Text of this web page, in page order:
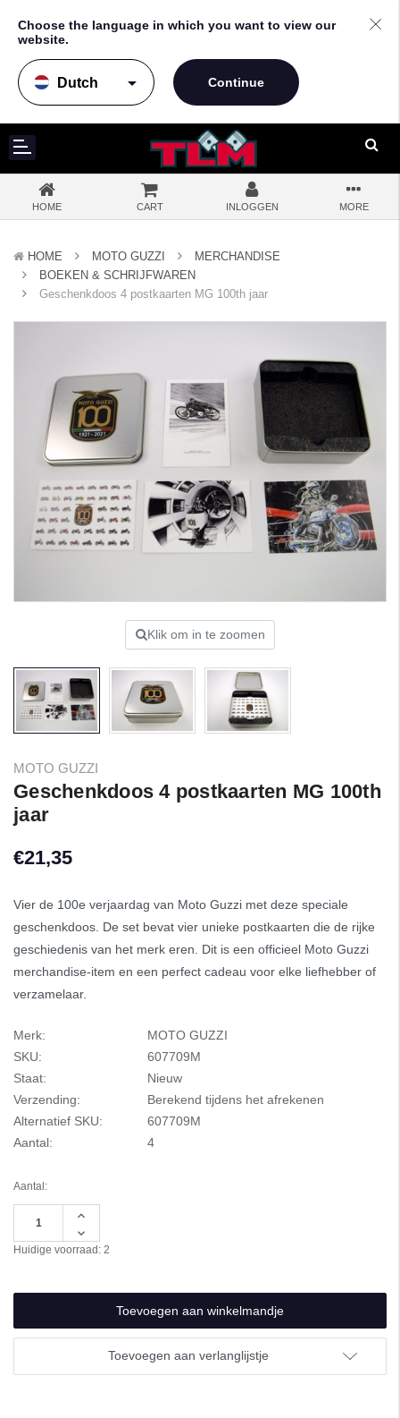
Choose the language in which you want to view our
website.
arrow_drop_down
HOME CART INLOGGEN MORE
HOME MOTO GUZZI
MERCHANDISE
BOEKEN & SCHRIJFWAREN
Geschenkdoos 4 postkaarten MG 100th jaar
Klik om in te zoomen
MOTO GUZZI
Geschenkdoos 4 postkaarten MG 100th
jaar
€21,35
Vier de 100e verjaardag van Moto Guzzi met deze speciale
geschenkdoos. De set bevat vier unieke postkaarten die de rijke
geschiedenis van het merk eren. Dit is een officieel Moto Guzzi
merchandise-item en een perfect cadeau voor elke liefhebber of
verzamelaar.
Merk:
MOTO GUZZI
SKU:
607709M
Staat:
Nieuw
Verzending:
Berekend tijdens het afrekenen
Alternatief SKU:
607709M
Aantal:
4
Aantal:
Hoeveelheid
van
undefined
Hoeveelheid
verlagen
van
Huidige voorraad: 2
Toevoegen aan verlanglijstje